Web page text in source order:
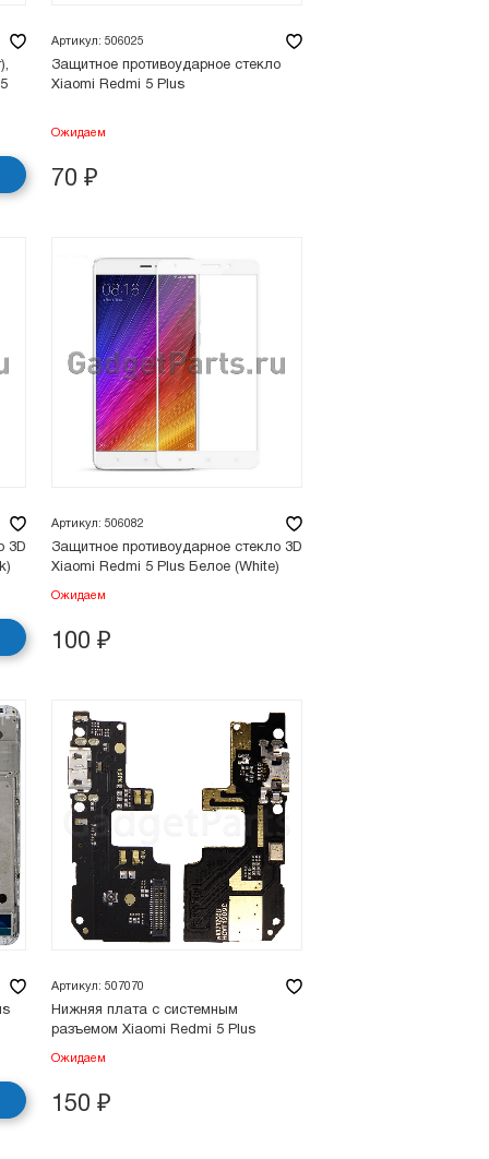
Артикул: 506025
Защитное противоударное стекло
Xiaomi Redmi 5 Plus
Ожидаем
70 ₽
3D
Артикул: 506082
Защитное противоударное стекло 3D
Xiaomi Redmi 5 Plus Белое (White)
Ожидаем
100 ₽
Артикул: 507070
Нижняя плата с системным
разъемом Xiaomi Redmi 5 Plus
Ожидаем
150 ₽